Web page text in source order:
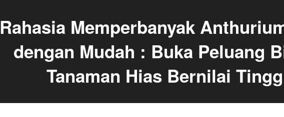
Rahasia Memperbanyak
dengan Mudah : Buka Peluang
Tanaman Hias Bernilai